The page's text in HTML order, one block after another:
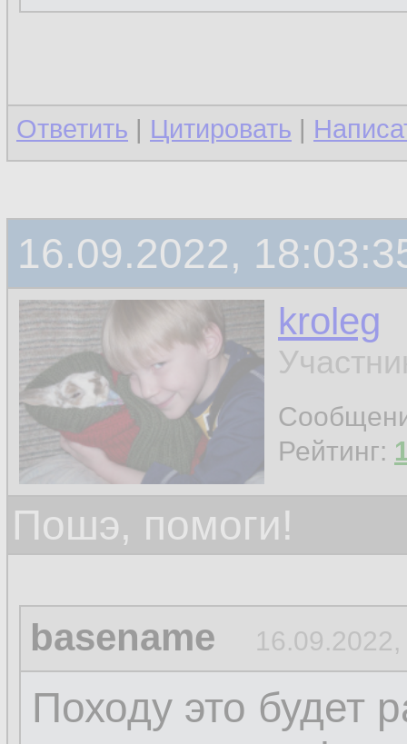
Ответить | Цитировать |
16.09.2022,
kroleg
Рейтинг:
Пошэ, помоги!
basename
Походу это будет